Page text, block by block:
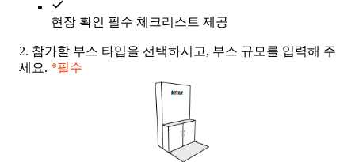
현장 확인 필수 체크리스트 제공
2. 참가할 부스 타입을 선택하시고, 부스 규모를 입력해 주
세요. *필수